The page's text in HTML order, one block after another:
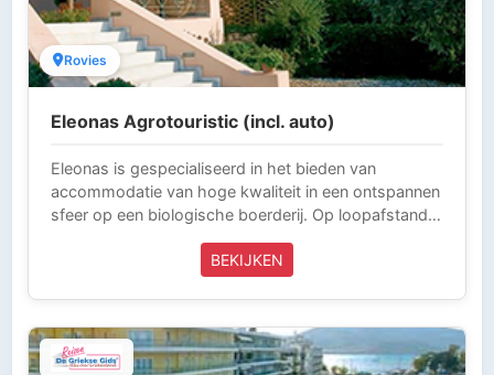
Rovies
Eleonas Agrotouristic (incl. auto)
Eleonas is gespecialiseerd in het bieden van
accommodatie van hoge kwaliteit in een ontspannen
sfeer op een biologische boerderij. Op loopafstand
van de zee en een korte rit van lokale voorzieningen
is dit de ideale ontsnapping uit de drukte van het
BEKIJKEN